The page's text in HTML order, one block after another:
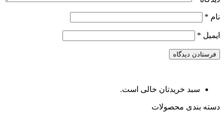
نام *
ایمیل *
سبد خریدتان خالی است.
دسته بندی محصولات